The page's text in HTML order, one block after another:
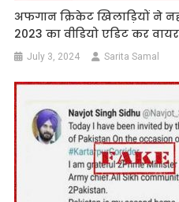
अफगान क्रिकेट खिलाड़ियों ने
2023 का वीडियो एडिट कर
July 3, 2024 Sarita Samal